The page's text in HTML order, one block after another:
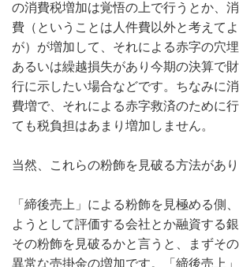
の消費税増加は覚悟の上で行うとか、
費（ということは人件費以外と考えて
が）が増加して、それによる赤字の穴埋
あるいは繰越損失があり今期の決算で
行に示したい場合などです。ちなみに
費増で、それによる赤字救済のために
ても税負担はあまり増加しません。
当然、これらの粉飾を見破る方法があり
「締後売上」による粉飾を見極める側
ようとして評価する会社とか融資する
その粉飾を見破るかと言うと、まずそ
異常な売掛金の増加です。「締後売上